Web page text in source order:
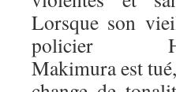
Lorsque son
policier
Makimura est